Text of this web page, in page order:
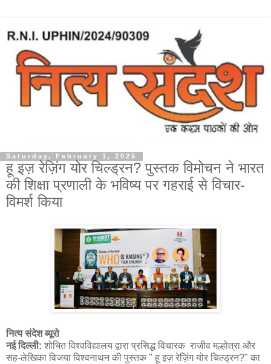
Saturday, February 1, 2025
हू इज़ रेज़िंग योर चिल्ड्रन? पुस्तक विमोचन ने भारत
की शिक्षा प्रणाली के भविष्य पर गहराई से विचार-
विमर्श किया
नित्य संदेश ब्यूरो
नई दिल्ली: शोभित विश्वविद्यालय द्वारा प्रसिद्ध विचारक राजीव मल्होत्रा और
सह-लेखिका विजया विश्वनाथन की पुस्तक " हू इज़ रेज़िंग योर चिल्ड्रन?" का